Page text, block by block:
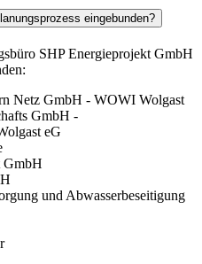
eingebunden?
SHP Energieprojekt GmbH
Netz GmbH - WOWI Wolgast
GmbH -
eG
GmbH
und Abwasserbeseitigung